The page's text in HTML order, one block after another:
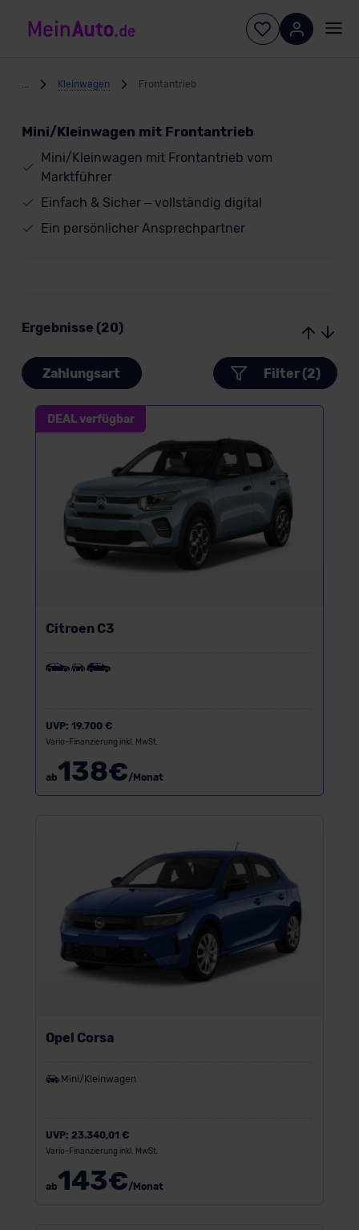
Kleinwagen Frontantrieb
Mini/Kleinwagen mit Frontantrieb
Mini/Kleinwagen mit Frontantrieb vom
Marktführer
Einfach & Sicher – vollständig digital
Ein persönlicher Ansprechpartner
Ergebnisse (20)
Zahlungsart Filter (2)
DEAL verfügbar
Citroen C3
UVP: 19.700 €
Vario-Finanzierung inkl. MwSt.
ab138€/Monat
Opel Corsa
Mini/Kleinwagen
UVP: 23.340,01 €
Vario-Finanzierung inkl. MwSt.
ab143€/Monat